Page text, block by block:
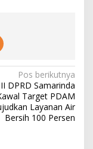
Pos berikutnya
DPRD Samarinda
Target PDAM
Layanan Air
Bersih 100 Persen